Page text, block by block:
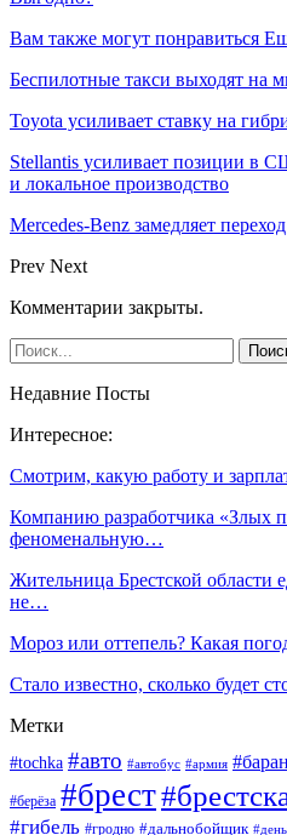
Вам также могут понравиться
Беспилотные такси выходят на
Toyota усиливает ставку на
Stellantis усиливает позиции в
и локальное производство
Mercedes-Benz замедляет
Prev Next
Комментарии закрыты.
Недавние Посты
Интересное:
Смотрим, какую работу и
Компанию разработчика «Злых
феноменальную…
Жительница Брестской области
не…
Мороз или оттепель? Какая
Стало известно, сколько будет
Метки
#tochka #авто #автобус #армия
#берёза #брест
#гибель #гродно #дальнобойщик